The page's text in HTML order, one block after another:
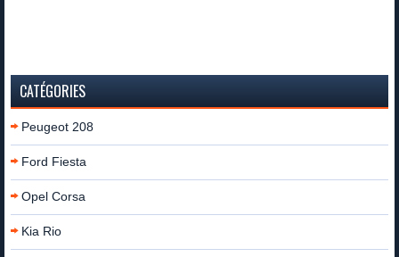
CATÉGORIES
Peugeot 208
Ford Fiesta
Opel Corsa
Kia Rio